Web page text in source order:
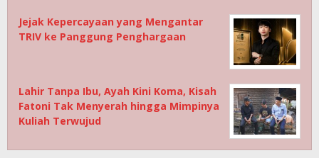
Jejak Kepercayaan yang Mengantar
TRIV ke Panggung Penghargaan
Lahir Tanpa Ibu, Ayah Kini Koma, Kisah
Fatoni Tak Menyerah hingga Mimpinya
Kuliah Terwujud